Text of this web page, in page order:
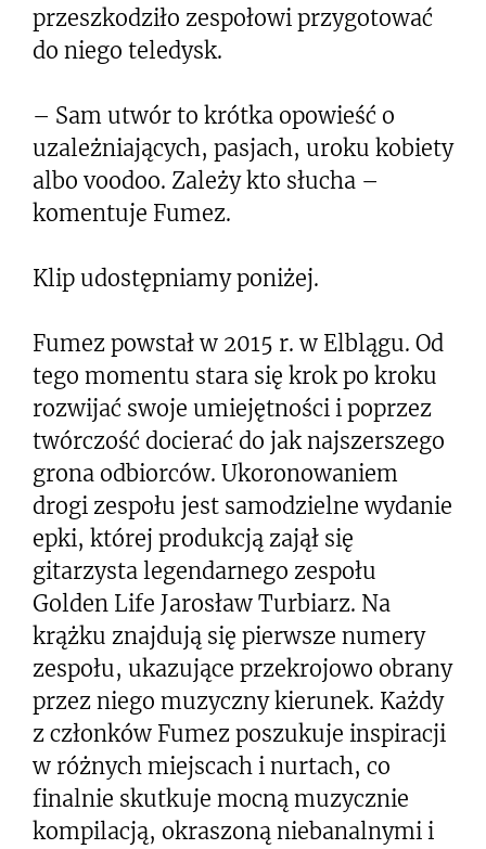
przeszkodziło zespołowi przygotować
do niego teledysk.
– Sam utwór to krótka opowieść o
uzależniających, pasjach, uroku kobiety
albo voodoo. Zależy kto słucha –
komentuje Fumez.
Klip udostępniamy poniżej.
Fumez powstał w 2015 r. w Elblągu. Od
tego momentu stara się krok po kroku
rozwijać swoje umiejętności i poprzez
twórczość docierać do jak najszerszego
grona odbiorców. Ukoronowaniem
drogi zespołu jest samodzielne wydanie
epki, której produkcją zajął się
gitarzysta legendarnego zespołu
Golden Life Jarosław Turbiarz. Na
krążku znajdują się pierwsze numery
zespołu, ukazujące przekrojowo obrany
przez niego muzyczny kierunek. Każdy
z członków Fumez poszukuje inspiracji
w różnych miejscach i nurtach, co
finalnie skutkuje mocną muzycznie
kompilacją, okraszoną niebanalnymi i